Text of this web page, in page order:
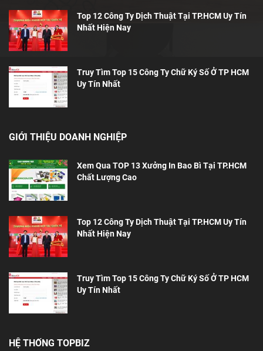
Top 12 Công Ty Dịch Thuật Tại TP.HCM Uy Tín
Nhất Hiện Nay
Truy Tìm Top 15 Công Ty Chữ Ký Số Ở TP HCM
Uy Tín Nhất
GIỚI THIỆU DOANH NGHIỆP
Xem Qua TOP 13 Xưởng In Bao Bì Tại TP.HCM
Chất Lượng Cao
Top 12 Công Ty Dịch Thuật Tại TP.HCM Uy Tín
Nhất Hiện Nay
Truy Tìm Top 15 Công Ty Chữ Ký Số Ở TP HCM
Uy Tín Nhất
HỆ THỐNG TOPBIZ